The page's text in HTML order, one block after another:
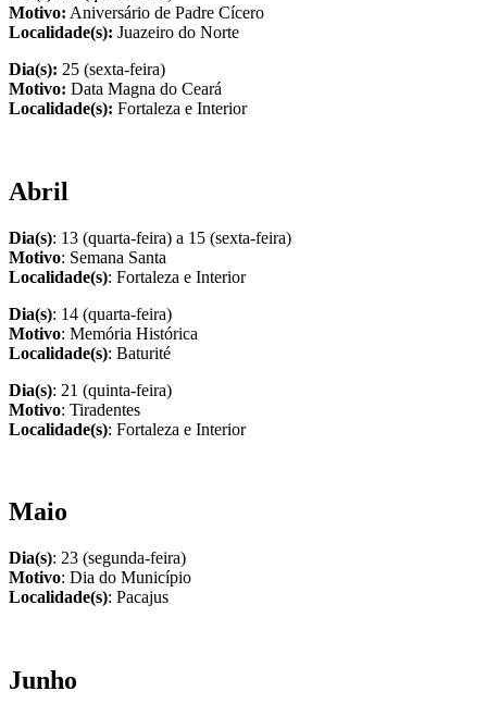
Motivo: Aniversário de Padre Cícero
Localidade(s): Juazeiro do Norte
Dia(s): 25 (sexta-feira)
Motivo: Data Magna do Ceará
Localidade(s): Fortaleza e Interior
Abril
Dia(s): 13 (quarta-feira) a 15 (sexta-feira)
Motivo: Semana Santa
Localidade(s): Fortaleza e Interior
Dia(s): 14 (quarta-feira)
Motivo: Memória Histórica
Localidade(s): Baturité
Dia(s): 21 (quinta-feira)
Motivo: Tiradentes
Localidade(s): Fortaleza e Interior
Maio
Dia(s): 23 (segunda-feira)
Motivo: Dia do Município
Localidade(s): Pacajus
Junho